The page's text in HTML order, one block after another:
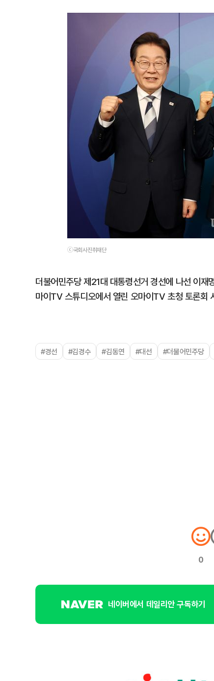
ⓒ국회사진취재단
더불어민주당 제21대 대통령선거 경선에 나선 이
마이TV 스튜디오에서 열린 오마이TV 초청 토론회
#경선 #김경수 #김동연 #대선 #더불어민주당
0
네이버에서 데일리안 구독하기